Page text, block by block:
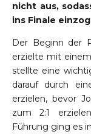
nicht aus,
ins Finale
Der Beginn der
erzielte mit
stellte eine
darauf durch
erzielen, bevor
zum 2:1
Führung ging es